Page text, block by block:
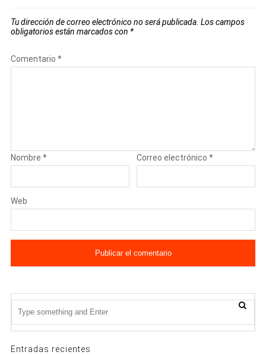
Tu dirección de correo electrónico no será publicada. Los campos
obligatorios están marcados con *
Comentario *
Nombre * Correo electrónico*
Web
Entradas recientes